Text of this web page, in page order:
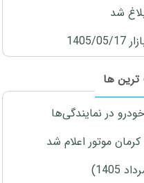
شد
17
ها